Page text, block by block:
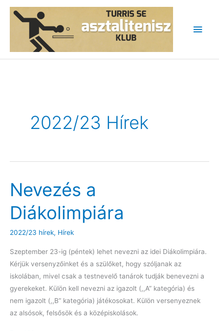
Skip
Main
2022/23 Hírek
Nevezés a
Diákolimpiára
2022/23 hírek, Hírek
Szeptember 23-ig (péntek) lehet nevezni az idei Diákolimpiára.
Kérjük versenyzőinket és a szülőket, hogy szóljanak az
iskolában, mivel csak a testnevelő tanárok tudják benevezni a
gyerekeket. Külön kell nevezni az igazolt (,,A” kategória) és
nem igazolt (,,B” kategória) játékosokat. Külön versenyeznek
az alsósok, felsősök és a középiskolások.